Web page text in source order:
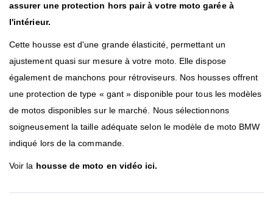
assurer une protection hors pair à votre moto garée à
l'intérieur.
Cette housse est d'une grande élasticité, permettant un
ajustement quasi sur mesure à votre moto. Elle dispose
également de manchons pour rétroviseurs. Nos housses offrent
une protection de type « gant » disponible pour tous les modèles
de motos disponibles sur le marché. Nous sélectionnons
soigneusement la taille adéquate selon le modèle de moto BMW
indiqué lors de la commande.
Voir la housse de moto en vidéo ici.